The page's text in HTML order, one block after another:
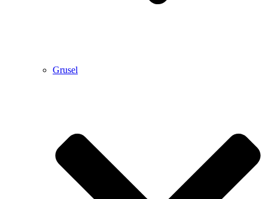
Grusel